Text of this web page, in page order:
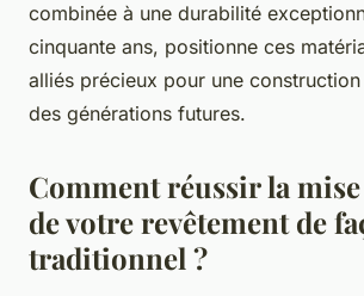
combinée à une durabilité
cinquante ans, positionne ces
alliés précieux pour une
des générations futures.
Comment réussir la
de votre revêtement de
traditionnel ?